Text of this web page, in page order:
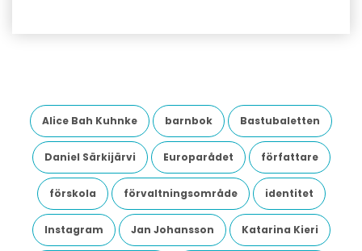
Alice Bah Kuhnke barnbok Bastubaletten
Daniel Särkijärvi Europarådet författare
förskola förvaltningsområde identitet
Instagram Jan Johansson Katarina Kieri